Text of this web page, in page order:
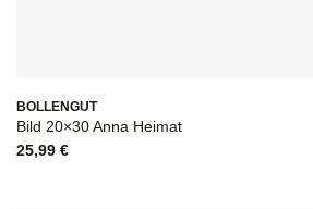
BOLLENGUT
Bild 20×30 Anna Heimat
25,99 €